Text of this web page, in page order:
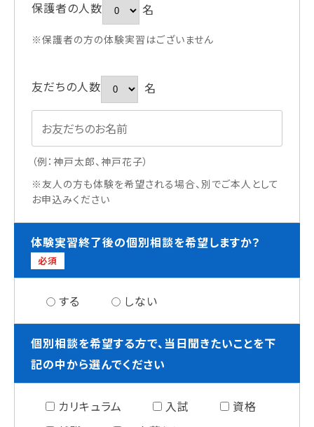
保護者の人数 名
※保護者の方の体験実習はございません
友だちの人数 名
（例：神戸太郎、神戸花子）
※友人の方も体験を希望される場合、別でご本人として
お申込みください
体験実習終了後の個別相談を希望しますか？
必須
する しない
個別相談を希望する方で、当日聞きたいことを下
記の中から選んでください
カリキュラム 入試
資格